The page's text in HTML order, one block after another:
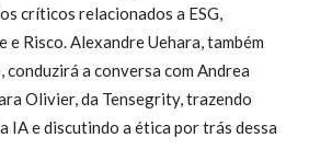
críticos relacionados a ESG,
e Risco. Alexandre Uehara, também
a conversa com Andrea
Olivier, da Tensegrity, trazendo
IA e discutindo a ética por trás dessa